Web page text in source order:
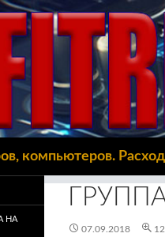
компьютеров.
07.09.2018
НА